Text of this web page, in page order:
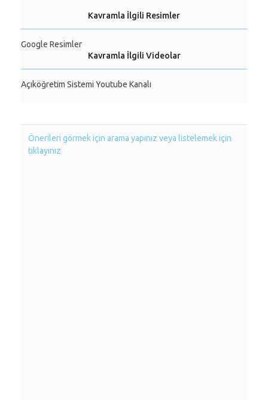
Kavramla İlgili Resimler
Google Resimler
Kavramla İlgili Videolar
Açıköğretim Sistemi Youtube Kanalı
Önerileri görmek için arama yapınız veya listelemek için
tıklayınız